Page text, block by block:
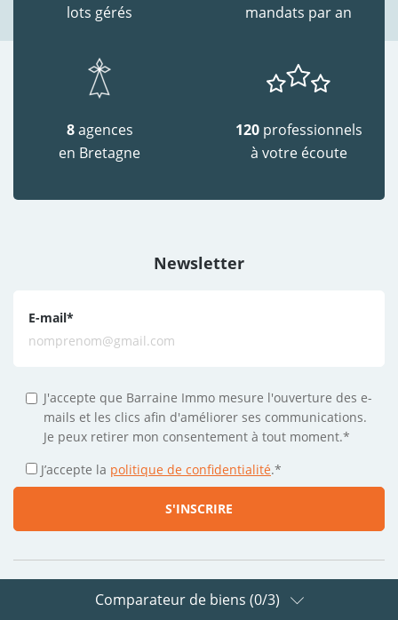
lots gérés
mandats par an
8agences
en Bretagne
120 professionnels
à votre écoute
Newsletter
E-mail*
J'accepte que Barraine Immo mesure l'ouverture des e-
mails et les clics afin d'améliorer ses communications.
Je peux retirer mon consentement à tout moment.*
J’accepte la politique de confidentialité.*
Suivez-nous sur les réseaux
Comparateur de biens (0/3)